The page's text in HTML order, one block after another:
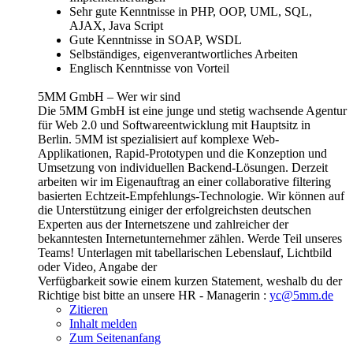
Sehr gute Kenntnisse in PHP, OOP, UML, SQL,
AJAX, Java Script
Gute Kenntnisse in SOAP, WSDL
Selbständiges, eigenverantwortliches Arbeiten
Englisch Kenntnisse von Vorteil
5MM GmbH – Wer wir sind
Die 5MM GmbH ist eine junge und stetig wachsende Agentur
für Web 2.0 und Softwareentwicklung mit Hauptsitz in
Berlin. 5MM ist spezialisiert auf komplexe Web-
Applikationen, Rapid-Prototypen und die Konzeption und
Umsetzung von individuellen Backend-Lösungen. Derzeit
arbeiten wir im Eigenauftrag an einer collaborative filtering
basierten Echtzeit-Empfehlungs-Technologie. Wir können auf
die Unterstützung einiger der erfolgreichsten deutschen
Experten aus der Internetszene und zahlreicher der
bekanntesten Internetunternehmer zählen. Werde Teil unseres
Teams! Unterlagen mit tabellarischen Lebenslauf, Lichtbild
oder Video, Angabe der
Verfügbarkeit sowie einem kurzen Statement, weshalb du der
Richtige bist bitte an unsere HR - Managerin : yc@5mm.de
Zitieren
Inhalt melden
Zum Seitenanfang